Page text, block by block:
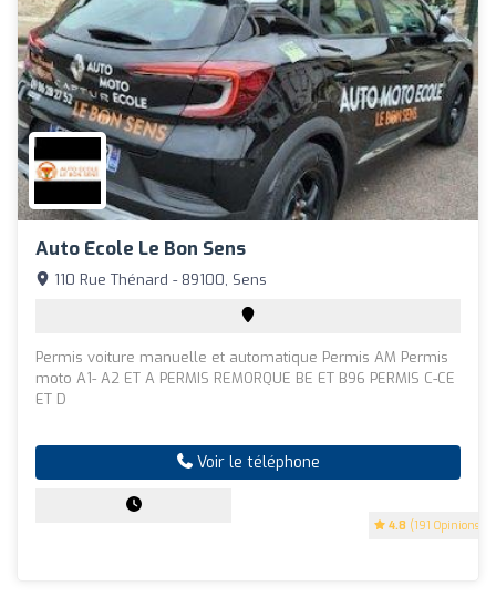
Auto Ecole Le Bon Sens
4.8 (191 Opinions)
110 Rue Thénard - 89100, Sens
Permis voiture manuelle et automatique Permis AM Permis
moto A1- A2 ET A PERMIS REMORQUE BE ET B96 PERMIS C-CE
ET D
Voir le téléphone